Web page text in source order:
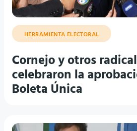
HERRAMIENTA ELECTORAL
Cornejo y otros
celebraron la
Boleta Única